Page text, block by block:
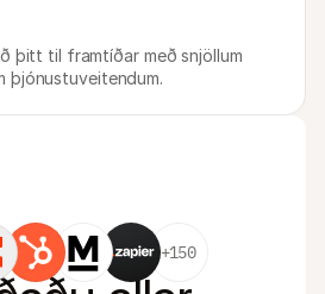
þitt til framtíðar með snjöllum
þjónustuveitendum.
+150